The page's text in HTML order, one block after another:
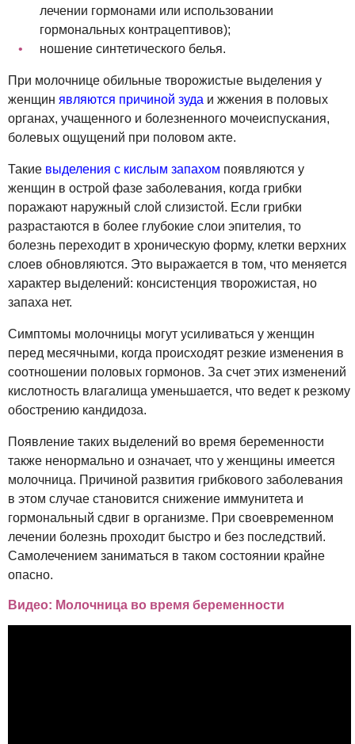
лечении гормонами или использовании
гормональных контрацептивов);
ношение синтетического белья.
При молочнице обильные творожистые выделения у
женщин являются причиной зуда и жжения в половых
органах, учащенного и болезненного мочеиспускания,
болевых ощущений при половом акте.
Такие выделения с кислым запахом появляются у
женщин в острой фазе заболевания, когда грибки
поражают наружный слой слизистой. Если грибки
разрастаются в более глубокие слои эпителия, то
болезнь переходит в хроническую форму, клетки верхних
слоев обновляются. Это выражается в том, что меняется
характер выделений: консистенция творожистая, но
запаха нет.
Симптомы молочницы могут усиливаться у женщин
перед месячными, когда происходят резкие изменения в
соотношении половых гормонов. За счет этих изменений
кислотность влагалища уменьшается, что ведет к резкому
обострению кандидоза.
Появление таких выделений во время беременности
также ненормально и означает, что у женщины имеется
молочница. Причиной развития грибкового заболевания
в этом случае становится снижение иммунитета и
гормональный сдвиг в организме. При своевременном
лечении болезнь проходит быстро и без последствий.
Самолечением заниматься в таком состоянии крайне
опасно.
Видео: Молочница во время беременности